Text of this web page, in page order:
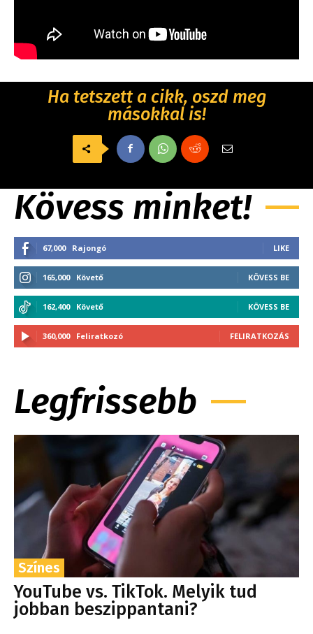
Ha tetszett a cikk, oszd meg
másokkal is!
Kövess minket!
67,000 Rajongó LIKE
165,000 Követő KÖVESS BE
162,400 Követő KÖVESS BE
360,000 Feliratkozó FELIRATKOZÁS
Legfrissebb
Színes
YouTube vs. TikTok. Melyik tud
jobban beszippantani?